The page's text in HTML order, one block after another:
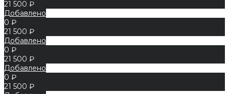
21 500 ₽
Добавлено
0 ₽
21 500 ₽
Добавлено
0 ₽
21 500 ₽
Добавлено
0 ₽
21 500 ₽